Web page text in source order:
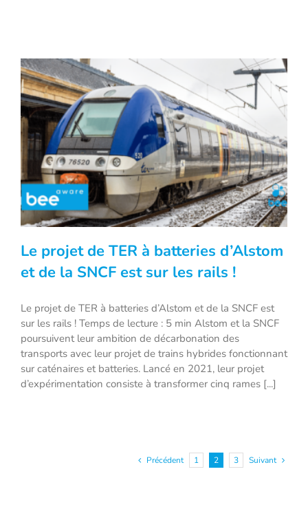
Le projet de TER à batteries d’Alstom et
de la SNCF est sur les rails !
Le projet de TER à batteries d’Alstom
et de la SNCF est sur les rails !
Le projet de TER à batteries d’Alstom et de la SNCF est
sur les rails ! Temps de lecture : 5 min Alstom et la SNCF
poursuivent leur ambition de décarbonation des
transports avec leur projet de trains hybrides fonctionnant
sur caténaires et batteries. Lancé en 2021, leur projet
d’expérimentation consiste à transformer cinq rames [...]
Précédent 1 2 3 Suivant